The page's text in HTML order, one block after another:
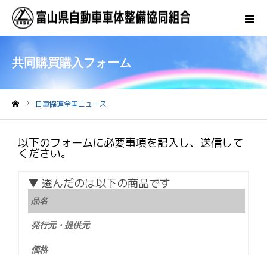
共同購買購入フォーム
日車協連全国ニュース
以下のフォームに必要事項を記入し、送信して
ください。
▼ 選んだのは以下の商品です
品名
発行元・提供元
価格